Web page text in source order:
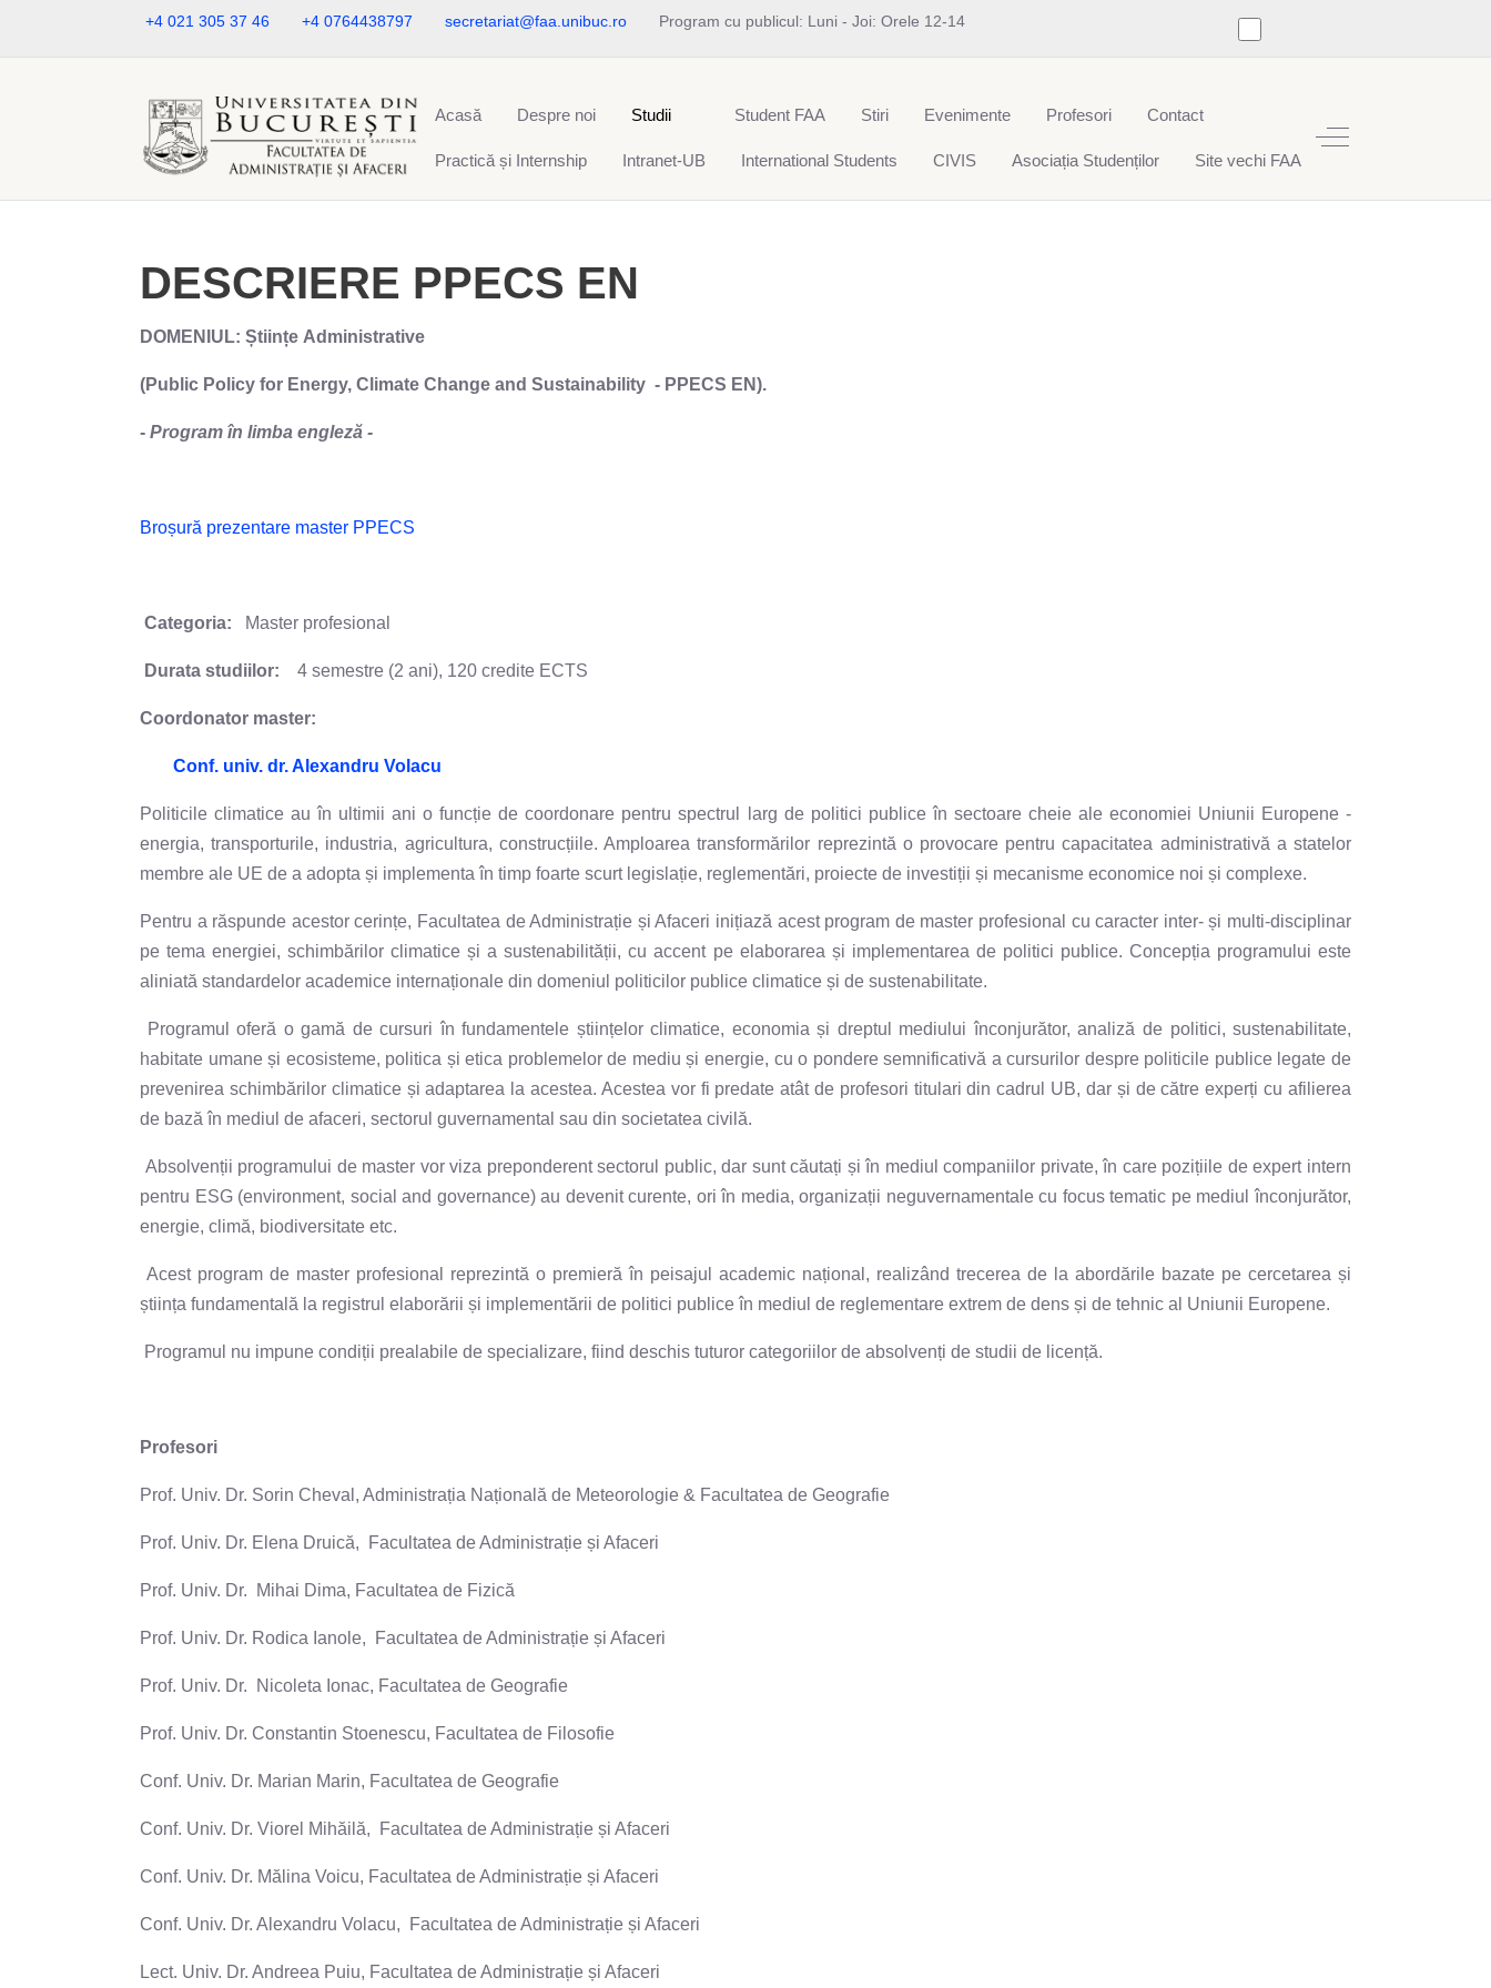
+4 021 305 37 46 +4 0764438797 secretariat@faa.unibuc.ro Program cu publicul: Luni - Joi: Orele 12-14
Acasă Despre noi Studii Student FAA Stiri Evenimente Profesori Contact
Practică și Internship Intranet-UB International Students CIVIS Asociația Studenților Site vechi FAA
Off-Canvas Toggle
DESCRIERE PPECS EN
DOMENIUL: Științe Administrative
(Public Policy for Energy, Climate Change and Sustainability - PPECS EN).
- Program în limba engleză -
Broșură prezentare master PPECS
Categoria: Master profesional
Durata studiilor: 4 semestre (2 ani), 120 credite ECTS
Coordonator master:
Conf. univ. dr. Alexandru Volacu
Politicile climatice au în ultimii ani o funcție de coordonare pentru spectrul larg de politici publice în sectoare cheie ale economiei Uniunii Europene -
energia, transporturile, industria, agricultura, construcțiile. Amploarea transformărilor reprezintă o provocare pentru capacitatea administrativă a statelor
membre ale UE de a adopta și implementa în timp foarte scurt legislație, reglementări, proiecte de investiții și mecanisme economice noi și complexe.
Pentru a răspunde acestor cerințe, Facultatea de Administrație și Afaceri inițiază acest program de master profesional cu caracter inter- și multi-disciplinar
pe tema energiei, schimbărilor climatice și a sustenabilității, cu accent pe elaborarea și implementarea de politici publice. Concepția programului este
aliniată standardelor academice internaționale din domeniul politicilor publice climatice și de sustenabilitate.
Programul oferă o gamă decursuri în fundamentele științelor climatice, economia și dreptul mediului înconjurător, analiză de politici, sustenabilitate,
habitate umane și ecosisteme, politica și etica problemelor de mediu și energie, cu o pondere semnificativă a cursurilor despre politicile publice legate de
prevenirea schimbărilor climatice și adaptarea la acestea. Acestea vor fi predate atât de profesori titulari din cadrul UB, dar și de către experți cu afilierea
de bază în mediul de afaceri, sectorul guvernamental sau din societatea civilă.
Absolvenții programului de master vor viza preponderent sectorul public, dar sunt căutați și în mediul companiilor private, în care pozițiile de expert intern
pentru ESG (environment, social and governance) au devenit curente, ori în media, organizații neguvernamentale cu focus tematic pe mediul înconjurător,
energie, climă, biodiversitate etc.
Acest program de master profesional reprezintă o premieră în peisajul academic național, realizând trecerea de la abordările bazate pe cercetarea și
știința fundamentală la registrul elaborării și implementării de politici publice în mediul de reglementare extrem de dens și de tehnic al Uniunii Europene.
Programul nu impune condiții prealabile de specializare, fiind deschis tuturor categoriilor de absolvenți de studii de licență.
Profesori
Prof. Univ. Dr. Sorin Cheval, Administrația Națională de Meteorologie & Facultatea de Geografie
Prof. Univ. Dr. Elena Druică, Facultatea de Administrație și Afaceri
Prof. Univ. Dr. Mihai Dima, Facultatea de Fizică
Prof. Univ. Dr. Rodica Ianole, Facultatea de Administrație și Afaceri
Prof. Univ. Dr. Nicoleta Ionac, Facultatea de Geografie
Prof. Univ. Dr. Constantin Stoenescu, Facultatea de Filosofie
Conf. Univ. Dr. Marian Marin, Facultatea de Geografie
Conf. Univ. Dr. Viorel Mihăilă, Facultatea de Administrație și Afaceri
Conf. Univ. Dr. Mălina Voicu, Facultatea de Administrație și Afaceri
Conf. Univ. Dr. Alexandru Volacu, Facultatea de Administrație și Afaceri
Lect. Univ. Dr. Andreea Puiu, Facultatea de Administrație și Afaceri